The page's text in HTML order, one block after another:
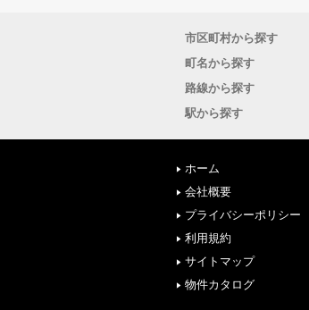
市区町村から探す
町名から探す
路線から探す
駅から探す
ホーム
会社概要
プライバシーポリシー
利用規約
サイトマップ
物件カタログ